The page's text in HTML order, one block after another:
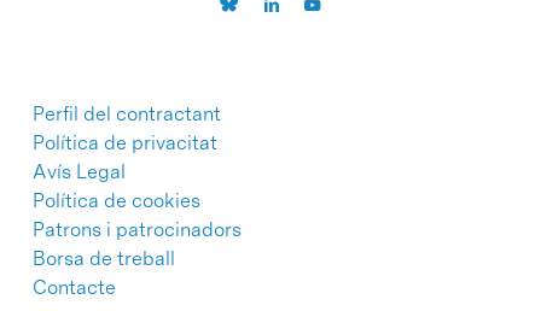
Perfil del contractant
Política de privacitat
Avís Legal
Política de cookies
Patrons i patrocinadors
Borsa de treball
Contacte